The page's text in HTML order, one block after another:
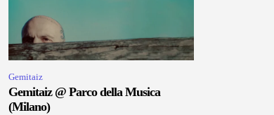
Gemitaiz
Gemitaiz @ Parco della Musica
(Milano)